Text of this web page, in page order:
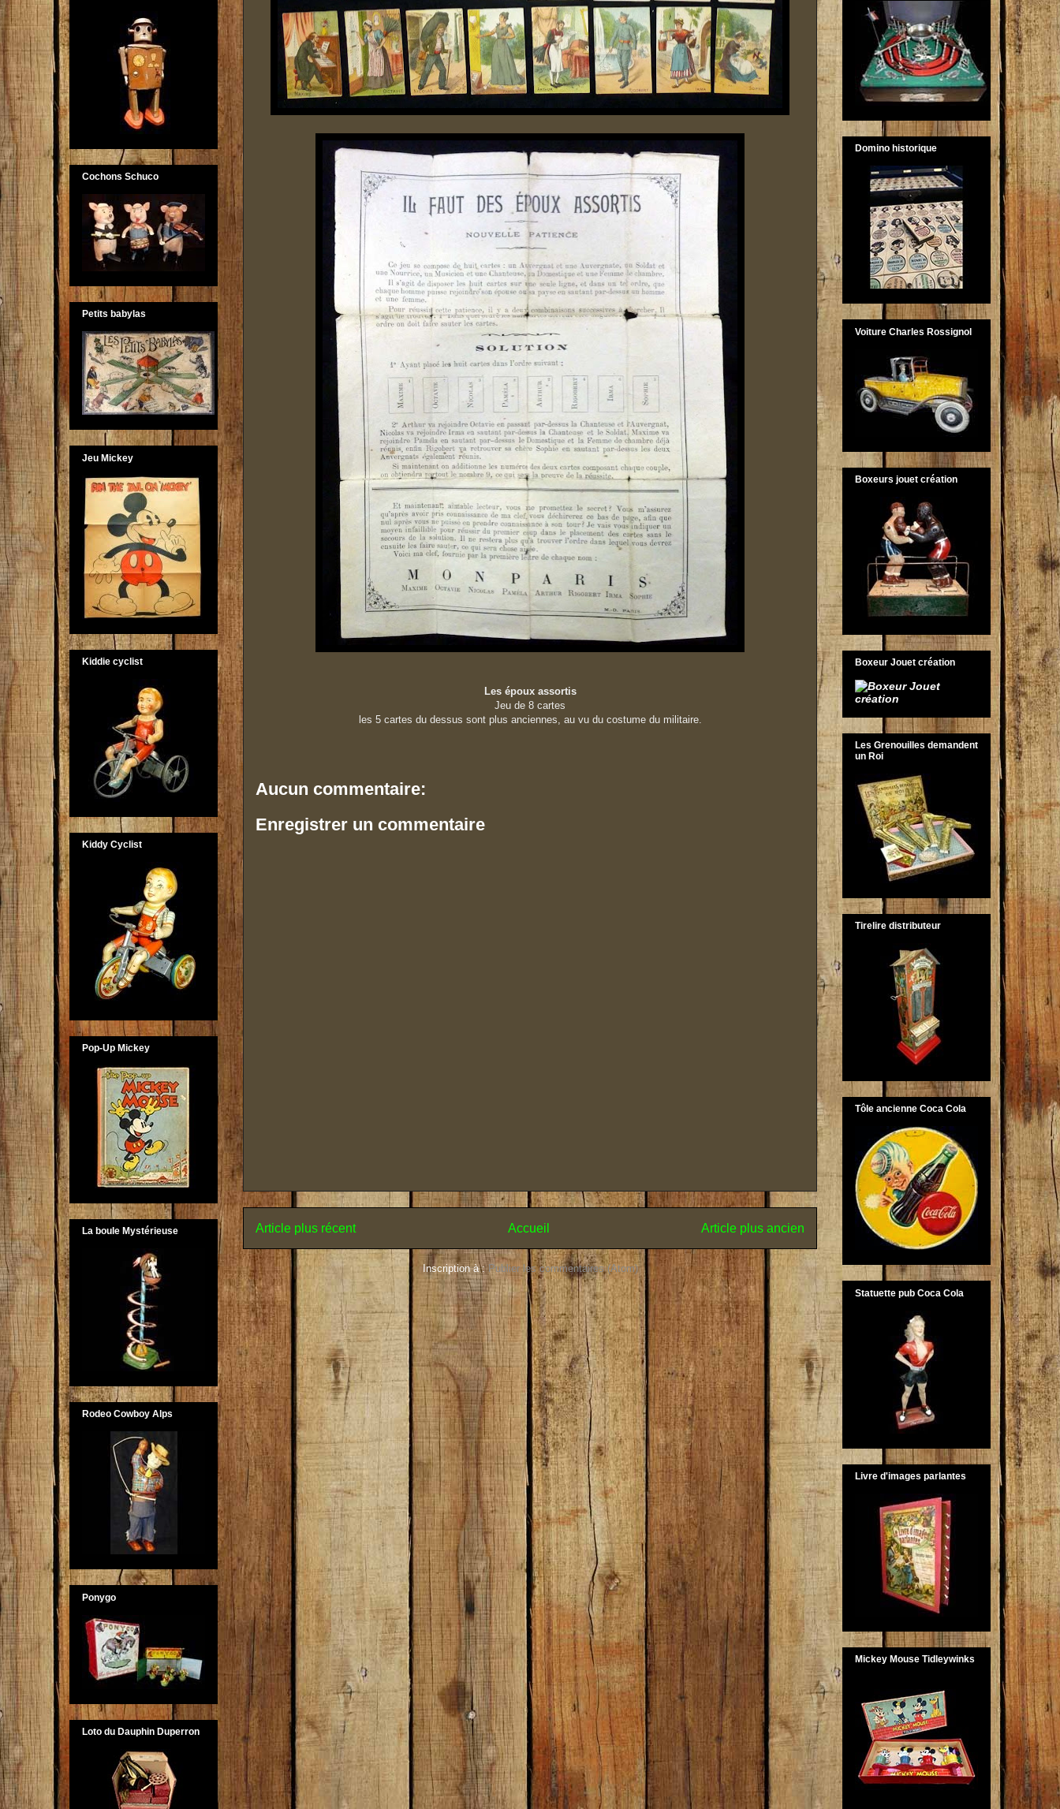
Les époux assortis
Jeu de 8 cartes
les 5 cartes du dessus sont plus anciennes, au vu du costume du militaire.
Aucun commentaire:
Enregistrer un commentaire
Article plus récent Article plus ancien
Accueil
Inscription à :Publier les commentaires (Atom)
Cochons Schuco
Petits babylas
Jeu Mickey
Kiddie cyclist
Kiddy Cyclist
Pop-Up Mickey
La boule Mystérieuse
Rodeo Cowboy Alps
Ponygo
Loto du Dauphin Duperron
Domino historique
Voiture Charles Rossignol
Boxeurs jouet création
Boxeur Jouet création
Les Grenouilles demandent
un Roi
Tirelire distributeur
Tôle ancienne Coca Cola
Statuette pub Coca Cola
Livre d'images parlantes
Mickey Mouse Tidleywinks